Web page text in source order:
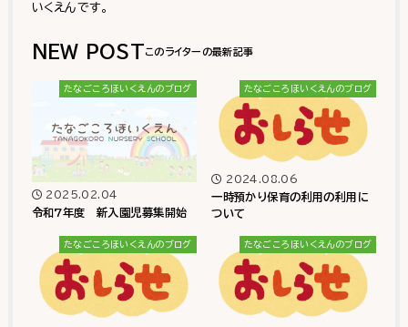
いくえんです。
NEW POST
たなごころほいくえんのブログ
2025.02.04
令和7年度 新入園児募集開始
たなごころほいくえんのブログ
2024.08.06
一時預かり保育の利用の利用に
ついて
たなごころほいくえんのブログ たなごころほいくえんのブログ